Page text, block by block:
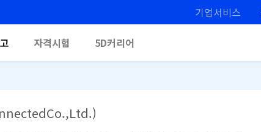
기업서비스
자격시험 5D커리어